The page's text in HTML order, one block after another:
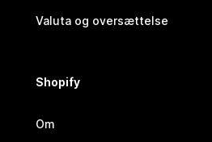
Valuta og oversættelse
Shopify
Om